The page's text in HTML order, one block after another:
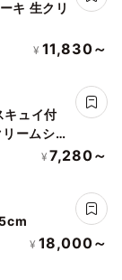
キ 生クリ
¥ 11,830～
キュイ付
ームショ
¥ 7,280～
¥ 18,000～